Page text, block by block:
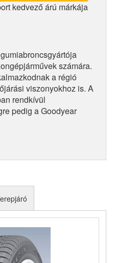
kedvező árú márkája
számára.
a régió
viszonyokhoz is. A
rendkívül
pedig a Goodyear